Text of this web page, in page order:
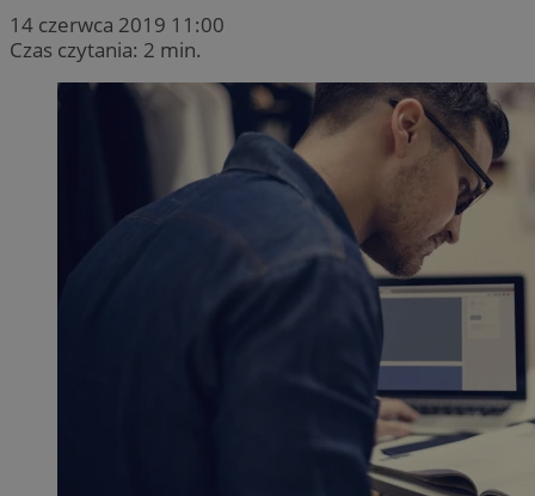
14 czerwca 2019 11:00
Czas czytania: 2 min.